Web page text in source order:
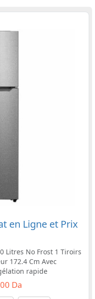
en Ligne et Prix
Litres No Frost 1 Tiroirs
172.4 Cm Avec
rapide
Da